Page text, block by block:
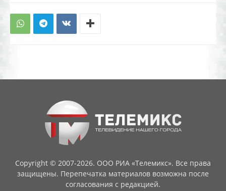
Copyright © 2007-2026. ООО РИА «Телемикс». Все права
защищены. Перепечатка материалов возможна после
согласования с редакцией.